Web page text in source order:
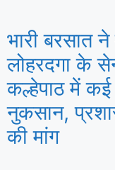
भारी बरसात ने
लोहरदगा के
कल्हेपाठ में कई
नुकसान,
की मांग